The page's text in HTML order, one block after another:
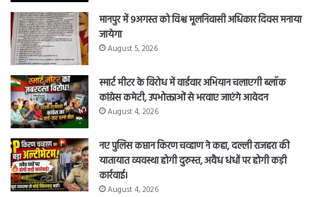
मानपुर में 9अगस्त को विश्व मूलनिवासी अधिकार दिवस मनाया
जायेगा
August 5, 2026
स्मार्ट मीटर के विरोध में वार्डवार अभियान चलाएगी ब्लॉक
कांग्रेस कमेटी, उपभोक्ताओं से भरवाए जाएंगे आवेदन
August 4, 2026
नए पुलिस कप्तान किरण चव्हाण ने कहा, दल्ली राजहरा की
यातायात व्यवस्था होगी दुरुस्त, अवैध धंधों पर होगी कड़ी
कार्रवाई।
August 4, 2026